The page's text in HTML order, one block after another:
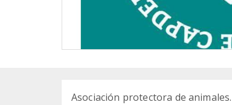
Asociación protectora de